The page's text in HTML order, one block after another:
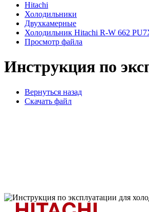
Hitachi
Холодильники
Двухкамерные
Холодильник Hitachi R-W 662
Просмотр файла
Инструкция по
Вернуться назад
Скачать файл